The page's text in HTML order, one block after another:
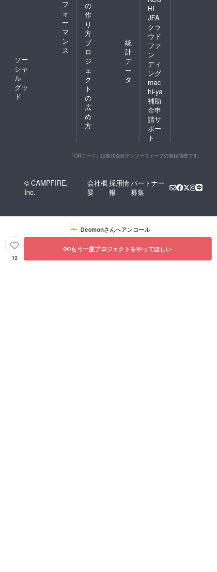
フ
ォ
ー
マ
ン
ス
ソー
シャ
ル
グッ
ド
の
作
り
方
プ
ロ
ジ
ェ
ク
ト
の
広
め
方
統
計
デ
ー
タ
HI
JFA
クラ
ウド
ファ
ン
ディ
ング
mac
hi-ya
補助
金申
請サ
ポー
ト
「QRコード」は株式会社デンソーウェーブの登録商標です。
© CAMPFIRE,
Inc.
会社概
要
採用情
報
パートナー
募集
Deomonさんへアンコール
12
もう一度プロジェクトをやってほしい